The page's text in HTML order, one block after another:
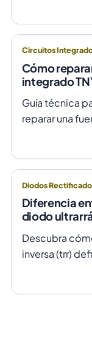
Circuitos
Cómo
integrado
Guía técnica
reparar una
Diodos
Diferencia
diodo
Descubra
inversa (trr)